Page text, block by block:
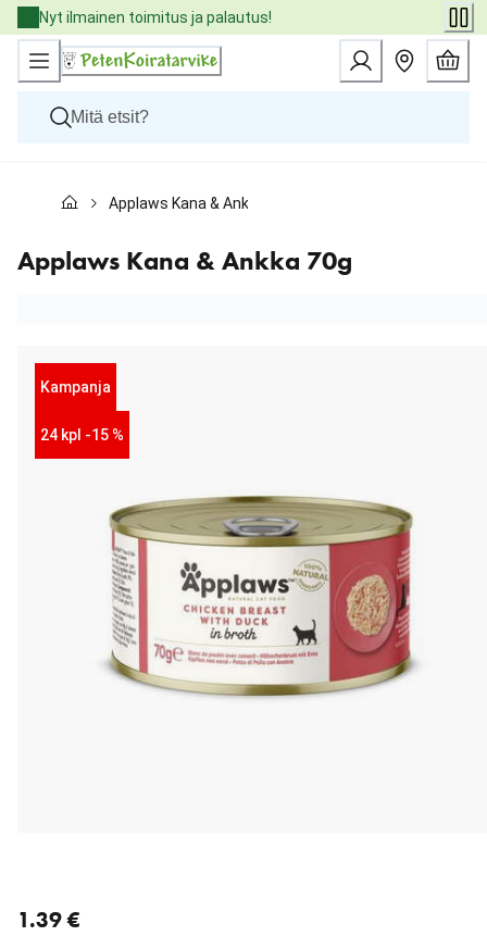
Skip
to
Content
Nyt ilmainen toimitus ja palautus!
Kissat
Eläinlääkäriruoat
Tuotemerkit
Applaws Kana & Ankka 70g
Applaws Kana & Ankka 70g
Kampanja
24 kpl -15 %
1.39 €